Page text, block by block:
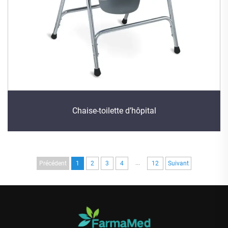
Chaise-toilette d’hôpital
Précédent 1 2 3 4 ... 12 Suivant